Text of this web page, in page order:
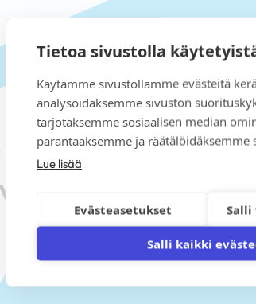
Tietoa sivustolla
Käytämme sivustollamme evästeitä
analysoidaksemme sivuston
tarjotaksemme sosiaalisen median
parantaaksemme ja räätälöidäksemme
Lue lisää
Evästeasetukset
Salli kaikki
efter i vår
fram en lösning